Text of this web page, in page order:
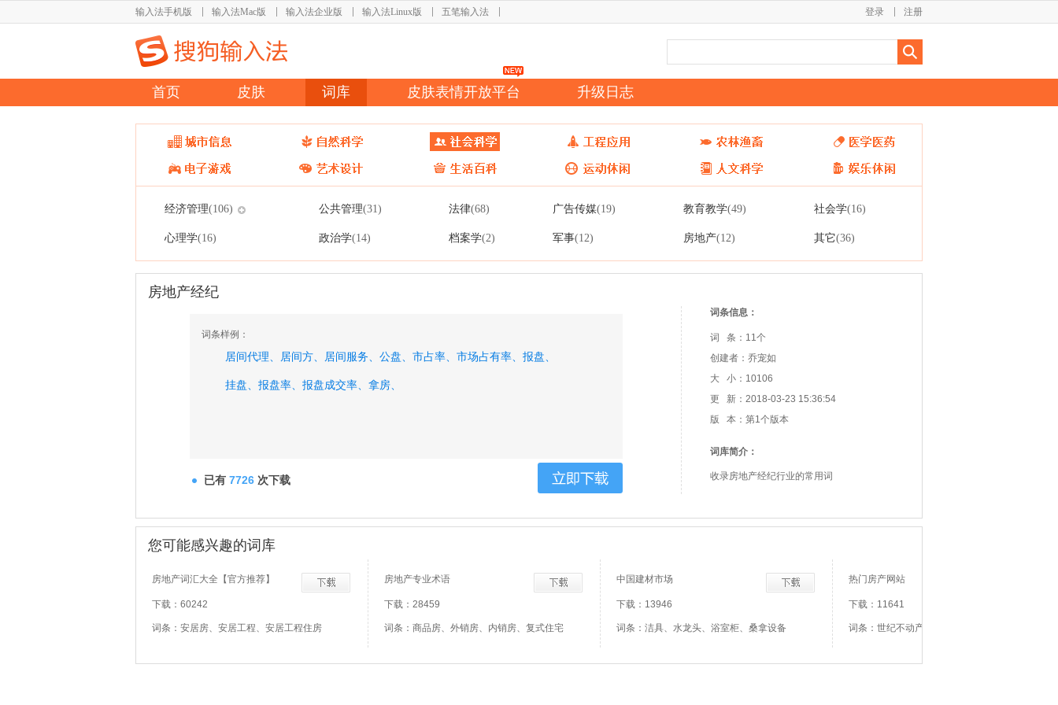
输入法手机版 输入法Mac版 输入法企业版 输入法Linux版 五笔输入法 注册
登录
首页 皮肤 词库 皮肤表情开放平台 升级日志
经济管理(106) 公共管理(31) 法律(68) 广告传媒(19) 教育教学(49) 社会学(16)
心理学(16) 政治学(14) 档案学(2) 军事(12) 房地产(12) 其它(36)
房地产经纪
词条样例：
居间代理、 居间方、 居间服务、 公盘、 市占率、 市场占有率、 报盘、
挂盘、 报盘率、 报盘成交率、 拿房、
已有 7726 次下载
词条信息：
词 条：11个
创建者：乔宠如
大 小：10106
更 新：2018-03-23 15:36:54
版 本：第1个版本
词库简介：
收录房地产经纪行业的常用词
您可能感兴趣的词库
房地产词汇大全【官方推荐】
下载：60242
词条：安居房、安居工程、安居工程住房
房地产专业术语
下载：28459
词条：商品房、外销房、内销房、复式住宅
中国建材市场
下载：13946
词条：洁具、水龙头、浴室柜、桑拿设备
热门房产网站
下载：11641
词条：世纪不动产、租房、建筑论坛